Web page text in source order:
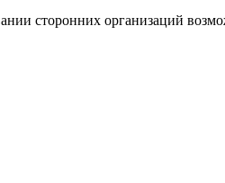
сторонних организаций